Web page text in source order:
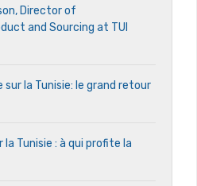
Director of
and Sourcing at TUI
la Tunisie: le grand retour
la Tunisie : à qui profite la